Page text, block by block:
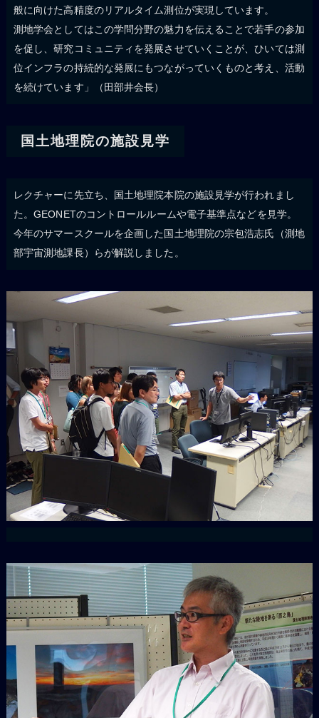
般に向けた高精度のリアルタイム測位が実現しています。
測地学会としてはこの学問分野の魅力を伝えることで若手の参加
を促し、研究コミュニティを発展させていくことが、ひいては測
位インフラの持続的な発展にもつながっていくものと考え、活動
を続けています」（田部井会長）
国土地理院の施設見学
レクチャーに先立ち、国土地理院本院の施設見学が行われまし
た。GEONETのコントロールルームや電子基準点などを見学。
今年のサマースクールを企画した国土地理院の宗包浩志氏（測地
部宇宙測地課長）らが解説しました。